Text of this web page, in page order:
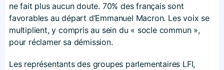
ne fait plus aucun doute. 70% des français sont
favorables au départ d’Emmanuel Macron. Les voix se
multiplient, y compris au sein du « socle commun »,
pour réclamer sa démission.
Les représentants des groupes parlementaires LFI,